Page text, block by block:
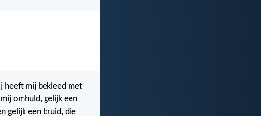
heeft mij bekleed met
omhuld, gelijk een
gelijk een bruid, die